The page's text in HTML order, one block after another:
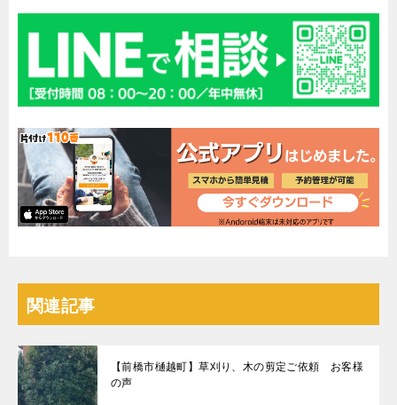
関連記事
【前橋市樋越町】草刈り、木の剪定ご依頼 お客様
の声